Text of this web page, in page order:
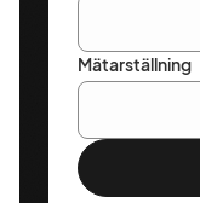
Mätarställning